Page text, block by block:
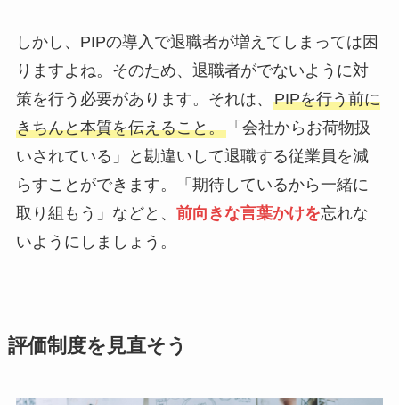
しかし、PIPの導入で退職者が増えてしまっては困
りますよね。そのため、退職者がでないように対
策を行う必要があります。それは、 PIPを行う前に
きちんと本質を伝えること。「会社からお荷物扱
いされている」と勘違いして退職する従業員を減
らすことができます。「期待しているから一緒に
取り組もう」などと、 前向きな言葉かけを忘れな
いようにしましょう。
評価制度を見直そう